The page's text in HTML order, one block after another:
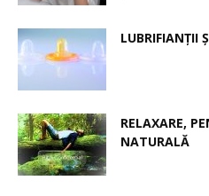
LUBRIFIANȚII
RELAXARE,
NATURALĂ